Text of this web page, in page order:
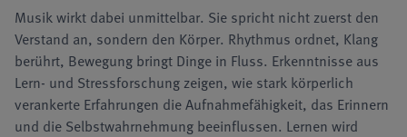
Musik wirkt dabei unmittelbar. Sie spricht nicht zuerst den
Verstand an, sondern den Körper. Rhythmus ordnet, Klang
berührt, Bewegung bringt Dinge in Fluss. Erkenntnisse aus
Lern- und Stressforschung zeigen, wie stark körperlich
verankerte Erfahrungen die Aufnahmefähigkeit, das Erinnern
und die Selbstwahrnehmung beeinflussen. Lernen wird